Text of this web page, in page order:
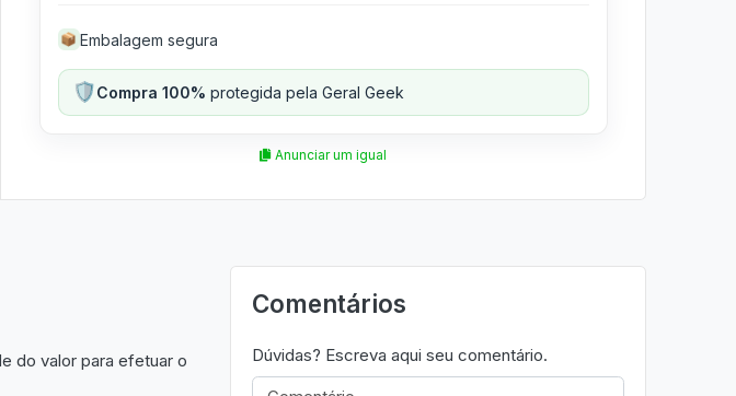
📦 Embalagem segura
🛡️Compra 100% protegida pela Geral Geek
Anunciar um igual
do valor para efetuar o
Comentários
Dúvidas? Escreva aqui seu comentário.